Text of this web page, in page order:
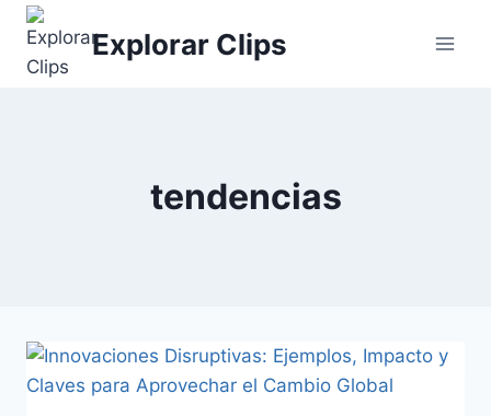
Saltar
contenido
Explorar Clips
tendencias